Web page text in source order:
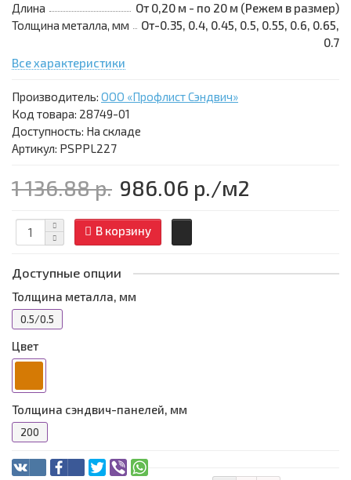
Длина
От 0,20 м - по 20 м (Режем в размер)
Толщина металла, мм
От-0.35, 0.4, 0.45, 0.5, 0.55, 0.6, 0.65,
0.7
Все характеристики
Производитель: ООО «Профлист Сэндвич»
Код товара: 28749-01
Доступность: На складе
Артикул: PSPPL227
1 136.88 р. 986.06 р./м2
В корзину
Доступные опции
Толщина металла, мм
0.5/0.5
Цвет
Толщина сэндвич-панелей, мм
200